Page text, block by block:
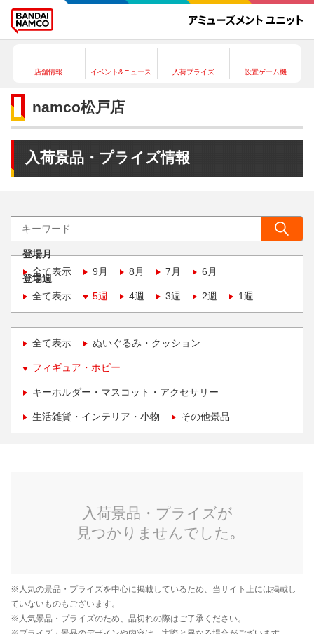
店舗情報 イベント&ニュース 入荷プライズ 設置ゲーム機
namco松戸店
入荷景品・プライズ情報
登場月
全て表示
9月 8月 7月 6月
登場週
全て表示
5週 4週 3週 2週 1週
全て表示 ぬいぐるみ・クッション
フィギュア・ホビー
キーホルダー・マスコット・アクセサリー
生活雑貨・インテリア・小物 その他景品